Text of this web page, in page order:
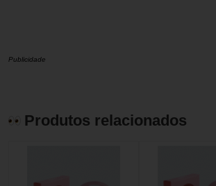
Publicidade
Produtos relacionados